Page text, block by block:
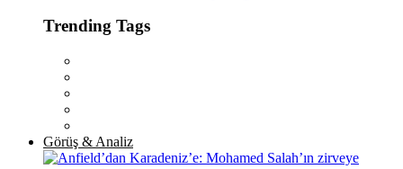
Trending Tags
Görüş & Analiz